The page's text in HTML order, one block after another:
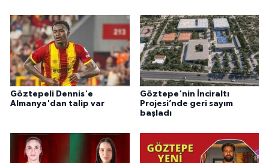
Göztepeli Dennis'e
Almanya'dan talip var
Göztepe'nin İnciraltı
Projesi’nde geri sayım
başladı